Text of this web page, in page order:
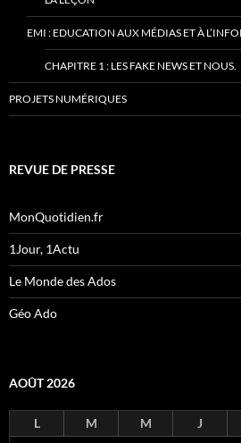
EMI : EDUCATION AUX MÉDIAS ET À
CHAPITRE 1 : LES FAKE NEWS ET NOUS.
PROJETS NUMÉRIQUES
REVUE DE PRESSE
MonQuotidien.fr
1Jour, 1Actu
Le Monde des Ados
Géo Ado
AOÛT 2026
L M M J